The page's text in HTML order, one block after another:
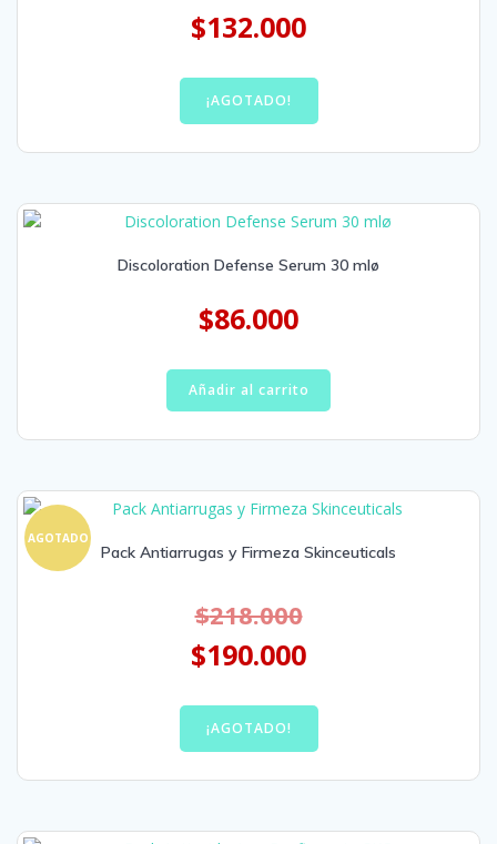
$132.000
¡AGOTADO!
Discoloration Defense Serum 30 mlø
$86.000
Añadir al carrito
AGOTADO
Pack Antiarrugas y Firmeza Skinceuticals
$218.000
$190.000
¡AGOTADO!